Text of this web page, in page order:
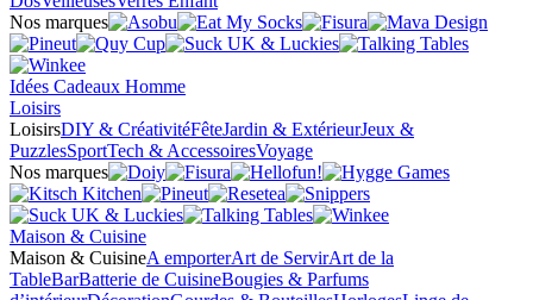
Nos marques
Idées Cadeaux Homme
Loisirs
LoisirsDIY & CréativitéFêteJardin & ExtérieurJeux &
PuzzlesSportTech & AccessoiresVoyage
Nos marques
Maison & Cuisine
Maison & CuisineA emporterArt de ServirArt de la
TableBarBatterie de CuisineBougies & Parfums